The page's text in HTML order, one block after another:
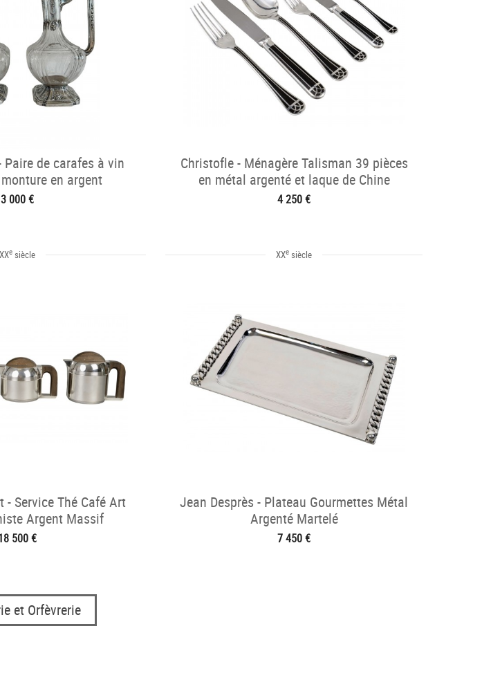
Paire de carafes à vin
en argent
3 000 €
Christofle - Ménagère Talisman 39 pièces
en métal argenté et laque de Chine
4 250 €
XXe siècle
Service Thé Café Art
Argent Massif
500 €
XXe siècle
Jean Desprès - Plateau Gourmettes Métal
Argenté Martelé
7 450 €
et Orfèvrerie